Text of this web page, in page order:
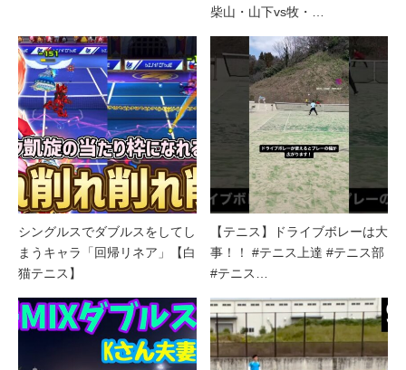
柴山・山下vs牧・…
シングルスでダブルスをしてし
まうキャラ「回帰リネア」【白
猫テニス】
【テニス】ドライブボレーは大
事！！ #テニス上達 #テニス部
#テニス…